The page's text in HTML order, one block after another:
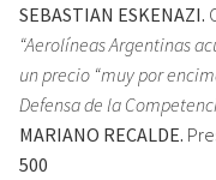
SEBASTIAN ESKENAZI.
“Aerolíneas Argentinas
un precio “muy por
Defensa de la
MARIANO RECALDE.
500